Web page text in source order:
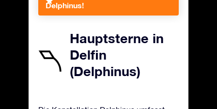
Delphinus!
Hauptsterne in
Delfin
(Delphinus)